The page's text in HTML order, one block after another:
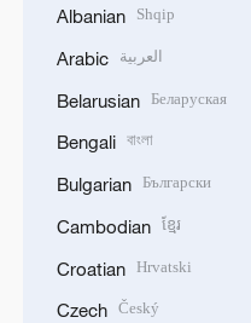
Albanian Shqip
Arabic العربية
Belarusian Беларуская
Bengali বাংলা
Bulgarian Български
Cambodian ខ្មែរ
Croatian Hrvatski
Czech Český